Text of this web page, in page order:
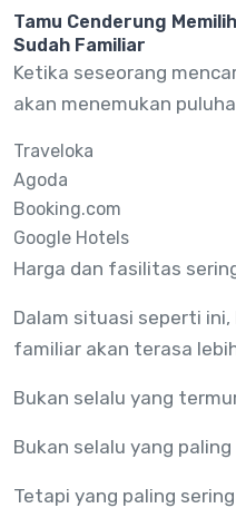
Tamu Cenderung
Sudah Familiar
Ketika seseorang
akan menemukan
Traveloka
Agoda
Booking.com
Google Hotels
Harga dan fasilitas
Dalam situasi seperti
familiar akan terasa
Bukan selalu yang
Bukan selalu yang
Tetapi yang paling